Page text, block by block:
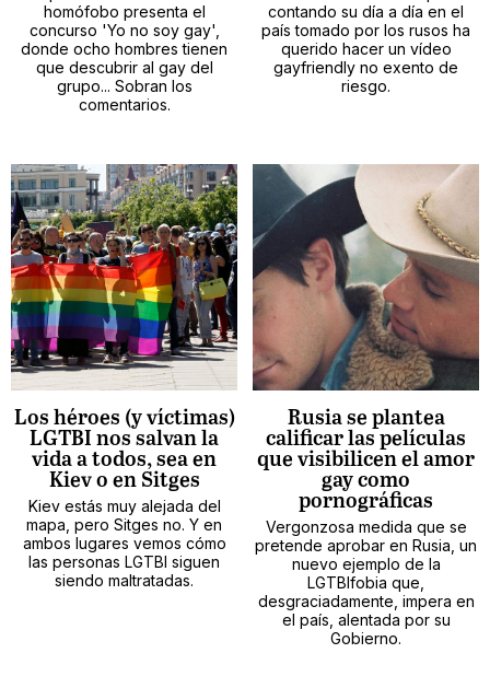
homófobo presenta el
concurso 'Yo no soy gay',
donde ocho hombres tienen
que descubrir al gay del
grupo... Sobran los
comentarios.
contando su día a día en el
país tomado por los rusos ha
querido hacer un vídeo
gayfriendly no exento de
riesgo.
Los héroes (y víctimas)
LGTBI nos salvan la
vida a todos, sea en
Kiev o en Sitges
Kiev estás muy alejada del
mapa, pero Sitges no. Y en
ambos lugares vemos cómo
las personas LGTBI siguen
siendo maltratadas.
Rusia se plantea
calificar las películas
que visibilicen el amor
gay como
pornográficas
Vergonzosa medida que se
pretende aprobar en Rusia, un
nuevo ejemplo de la
LGTBIfobia que,
desgraciadamente, impera en
el país, alentada por su
Gobierno.